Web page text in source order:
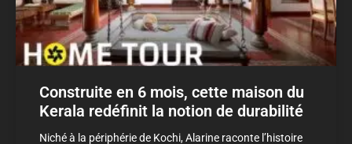
Construite en 6 mois, cette maison du
Kerala redéfinit la notion de durabilité
Niché à la périphérie de Kochi, Alarine raconte l’histoire